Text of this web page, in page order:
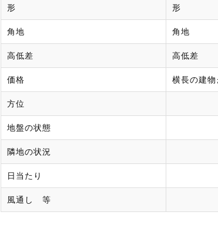
形 形
角地 角地
高低差 高低差
価格 横長の建
方位
地盤の状態
隣地の状況
日当たり
風通し 等